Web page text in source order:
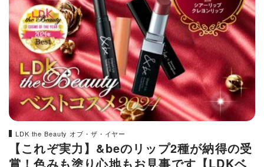
LDK the Beauty オブ・ザ・イヤー
【これぞ実力】&beのリップ2種が納得の受
賞！色みも塗り心地もお見事です【LDKベ